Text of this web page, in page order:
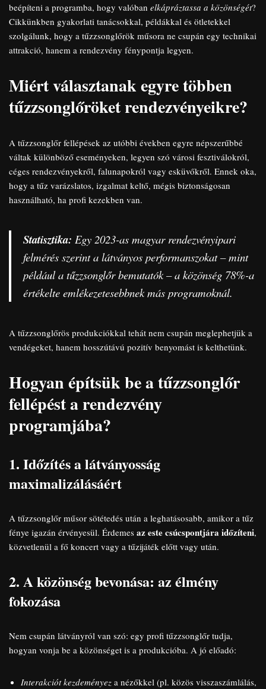
beépíteni a programba, hogy valóban elkápráztassa a közönségét?
Cikkünkben gyakorlati tanácsokkal, példákkal és ötletekkel
szolgálunk, hogy a tűzzsonglőrök műsora ne csupán egy technikai
attrakció, hanem a rendezvény fénypontja legyen.
Miért választanak egyre többen
tűzzsonglőröket rendezvényeikre?
A tűzzsonglőr fellépések az utóbbi években egyre népszerűbbé
váltak különböző eseményeken, legyen szó városi fesztiválokról,
céges rendezvényekről, falunapokról vagy esküvőkről. Ennek oka,
hogy a tűz varázslatos, izgalmat keltő, mégis biztonságosan
használható, ha profi kezekben van.
Statisztika: Egy 2023-as magyar rendezvényipari
felmérés szerint a látványos performanszokat – mint
például a tűzzsonglőr bemutatók – a közönség 78%-a
értékelte emlékezetesebbnekmás programoknál.
A tűzzsonglőrös produkciókkal tehát nem csupán meglephetjük a
vendégeket, hanem hosszútávú pozitív benyomást is kelthetünk.
Hogyan építsük be a tűzzsonglőr
fellépést a rendezvény
programjába?
1. Időzítés a látványosság
maximalizálásáért
A tűzzsonglőr műsor sötétedés után a leghatásosabb, amikor a tűz
fénye igazán érvényesül. Érdemes az este csúcspontjára időzíteni,
közvetlenül a fő koncert vagy a tűzijáték előtt vagy után.
2. A közönség bevonása: az élmény
fokozása
Nem csupán látványról van szó: egy profi tűzzsonglőr tudja,
hogyan vonja be a közönséget is a produkcióba. A jó előadó:
Interakciót kezdeményez a nézőkkel (pl. közös visszaszámlálás,